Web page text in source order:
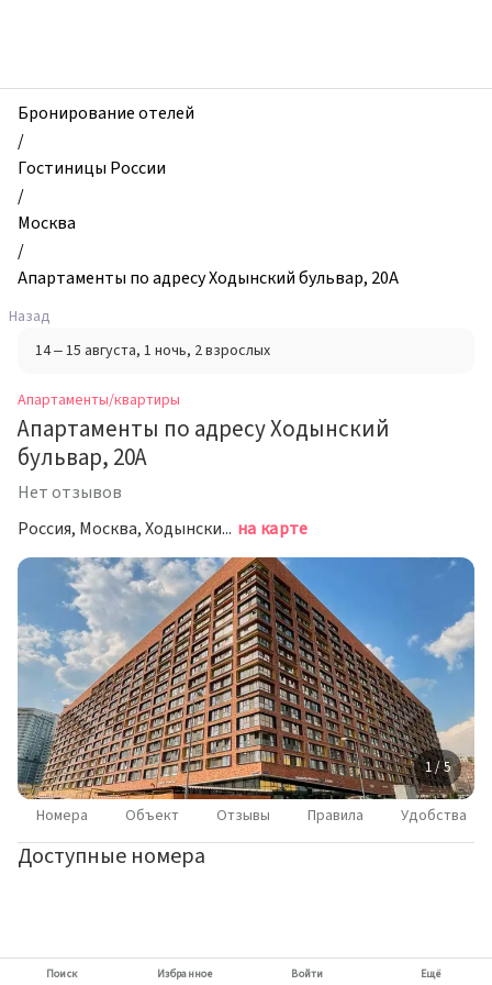
и
квартиры,
Апартаменты
по
адресу
Ходынский
бульвар,
20А,
Москва,
Россия
Бронирование отелей
/
Гостиницы России
/
Москва
/
Апартаменты по адресу Ходынский бульвар, 20А
Назад
14 – 15 августа, 1 ночь, 2 взрослых
Апартаменты/квартиры
Апартаменты по адресу Ходынский
бульвар, 20А
Нет отзывов
Россия, Москва, Ходынский бульвар, 20А на карте
1 / 5
Номера Объект Отзывы Правила Удобства
Доступные номера
Поиск Избранное Войти Ещё